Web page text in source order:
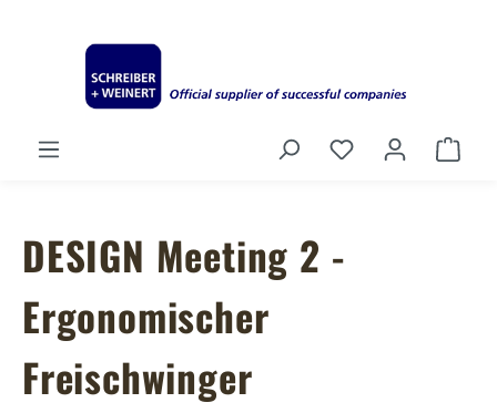
Du hast 0
DESIGN Meeting 2 -
Ergonomischer
Freischwinger